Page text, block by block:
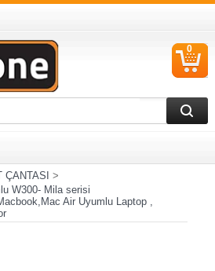
0
ÇANTASI
>
W300- Mila serisi
Air Uyumlu Laptop ,